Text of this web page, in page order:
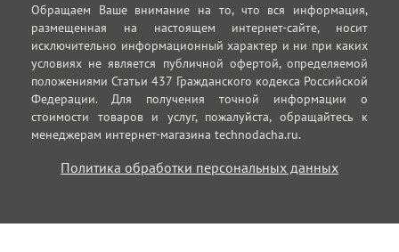
Обращаем Ваше внимание на то, что вся информация,
размещенная на настоящем интернет-сайте, носит
исключительно информационный характер и ни при каких
условиях не является публичной офертой, определяемой
положениями Статьи 437 Гражданского кодекса Российской
Федерации. Для получения точной информации о
стоимости товаров и услуг, пожалуйста, обращайтесь к
менеджерам интернет-магазина technodacha.ru.
Политика обработки персональных данных